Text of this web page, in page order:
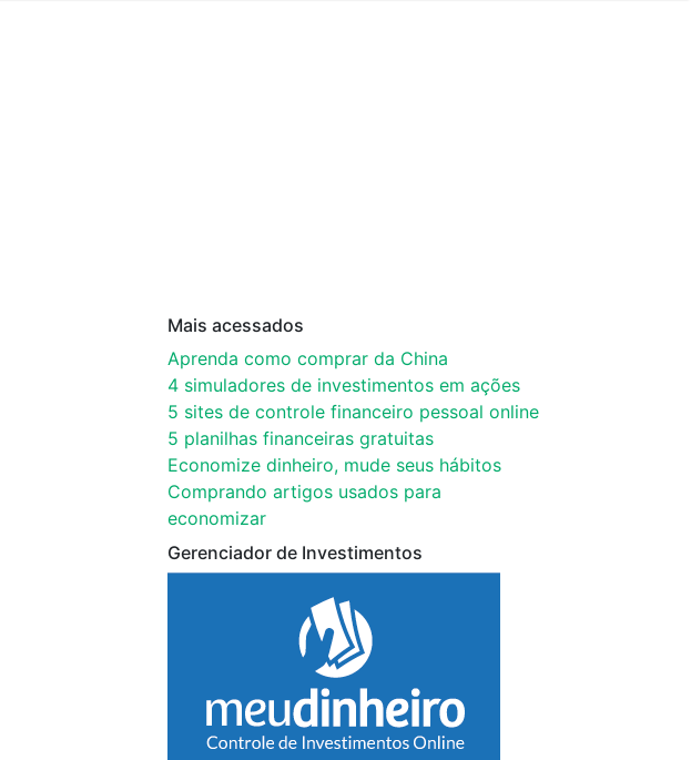
Mais acessados
Aprenda como comprar da China
4 simuladores de investimentos em ações
5 sites de controle financeiro pessoal online
5 planilhas financeiras gratuitas
Economize dinheiro, mude seus hábitos
Comprando artigos usados para
economizar
Gerenciador de Investimentos